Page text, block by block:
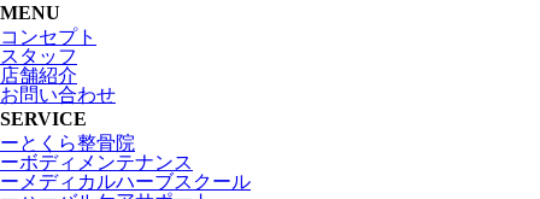
MENU
コンセプト
スタッフ
店舗紹介
お問い合わせ
SERVICE
ーとくら整骨院
ーボディメンテナンス
ーメディカルハーブスクール